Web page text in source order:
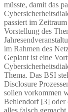
müsste, damit das
passiert im
Vorstellung des
im Rahmen des
Geplant ist eine
Thema. Das BSI
Disclosure
sollen vorkommen
Behlendorf [3] oder
alles falsch